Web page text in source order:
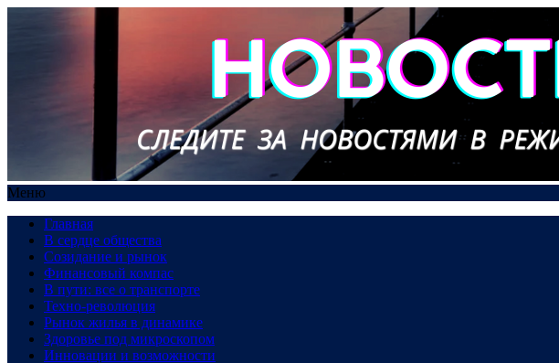
Меню
Главная
В сердце общества
Созидание и рынок
Финансовый компас
В пути: все о транспорте
Техно-революция
Рынок жилья в динамике
Здоровье под микроскопом
Инновации и возможности